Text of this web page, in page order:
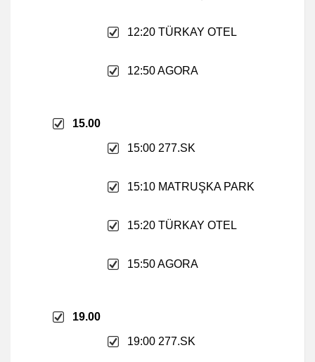
12:20 TÜRKAY OTEL
12:50 AGORA
15.00
15:00 277.SK
15:10 MATRUŞKA PARK
15:20 TÜRKAY OTEL
15:50 AGORA
19.00
19:00 277.SK